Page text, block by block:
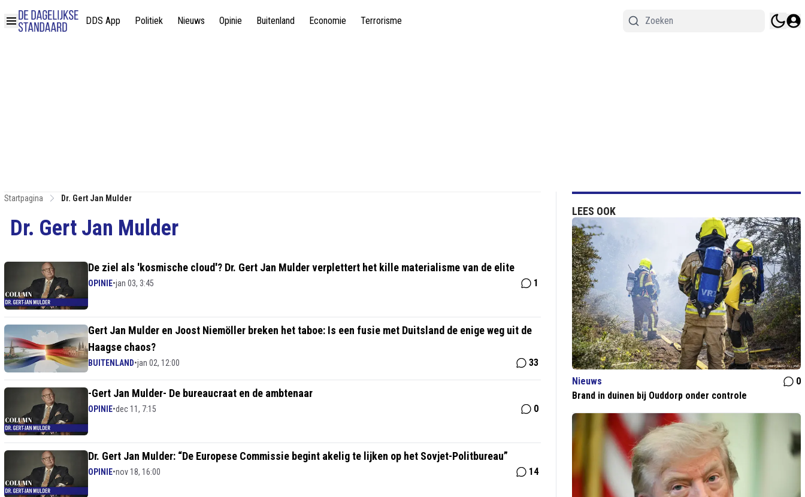
DDS App Politiek Nieuws Opinie Buitenland Economie Terrorisme
Startpagina Dr. Gert Jan Mulder
Dr. Gert Jan Mulder
De ziel als 'kosmische cloud'? Dr. Gert Jan Mulder verplettert het kille materialisme van de elite
OPINIE•jan 03, 3:45 1
Gert Jan Mulder en Joost Niemöller breken het taboe: Is een fusie met Duitsland de enige weg uit de
Haagse chaos?
BUITENLAND•jan 02, 12:00 33
-Gert Jan Mulder- De bureaucraat en de ambtenaar
OPINIE•dec 11, 7:15 0
Dr. Gert Jan Mulder: “De Europese Commissie begint akelig te lijken op het Sovjet-Politbureau”
OPINIE•nov 18, 16:00 14
LEES OOK
Nieuws
0
Brand in duinen bij Ouddorp onder controle